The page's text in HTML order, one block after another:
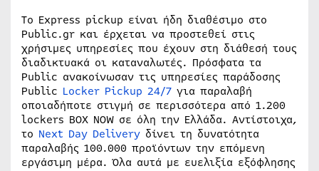
To Express pickup είναι ήδη διαθέσιμο στο
Public.gr και έρχεται να προστεθεί στις
χρήσιμες υπηρεσίες που έχουν στη διάθεσή τους
διαδικτυακά οι καταναλωτές. Πρόσφατα τα
Public ανακοίνωσαν τις υπηρεσίες παράδοσης
Public Locker Pickup 24/7 για παραλαβή
οποιαδήποτε στιγμή σε περισσότερα από 1.200
lockers BOX NOW σε όλη την Ελλάδα. Αντίστοιχα,
το Next Day Delivery δίνει τη δυνατότητα
παραλαβής 100.000 προϊόντων την επόμενη
εργάσιμη μέρα. Όλα αυτά με ευελιξία εξόφλησης